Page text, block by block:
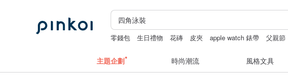
零錢包 生日禮物 花磚 皮夾 apple watch 錶帶 父親節
主題企劃 時尚潮流 風格文具